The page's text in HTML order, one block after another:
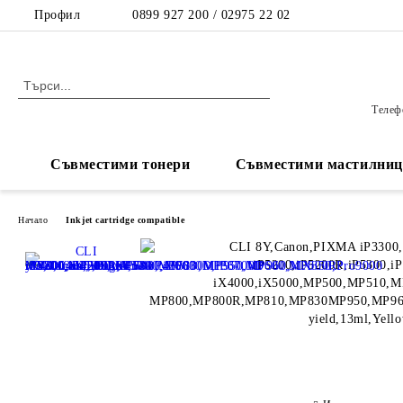
Профил 0899 927 200 / 02975 22 02
Съвместими тонери Съвместими
Начало Inkjet cartridge compatible